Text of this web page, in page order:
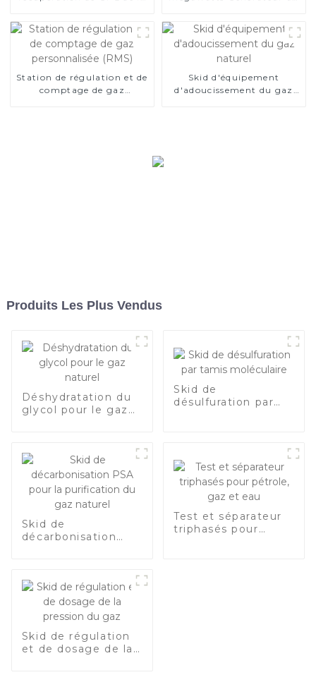
Station de régulation et de
comptage de gaz
Skid d'équipement
d'adoucissement du gaz
Produits Les Plus Vendus
Déshydratation du
glycol pour le gaz
Skid de
désulfuration par
Skid de
décarbonisation
Test et séparateur
triphasés pour
Skid de régulation
et de dosage de la